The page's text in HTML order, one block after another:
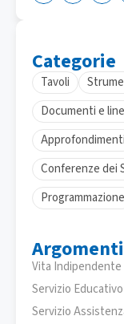
Categorie
Tavoli
Documenti e
Approfondimenti
Conferenze dei
Programmazione
Argomenti
Vita Indipendente
Servizio
Servizio